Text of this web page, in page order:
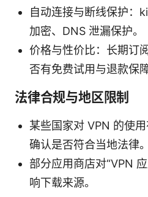
自动连接与断线保护：
加密、DNS 泄漏保护。
价格与性价比：长期订
否有免费试用与退款保障
法律合规与地区限制
某些国家对 VPN 的使
确认是否符合当地法律。
部分应用商店对“VPN
响下载来源。